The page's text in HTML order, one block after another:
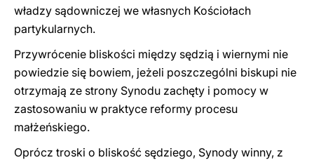
władzy sądowniczej we własnych Kościołach
partykularnych.
Przywrócenie bliskości między sędzią i wiernymi nie
powiedzie się bowiem, jeżeli poszczególni biskupi nie
otrzymają ze strony Synodu zachęty i pomocy w
zastosowaniu w praktyce reformy procesu
małżeńskiego.
Oprócz troski o bliskość sędziego, Synody winny, z